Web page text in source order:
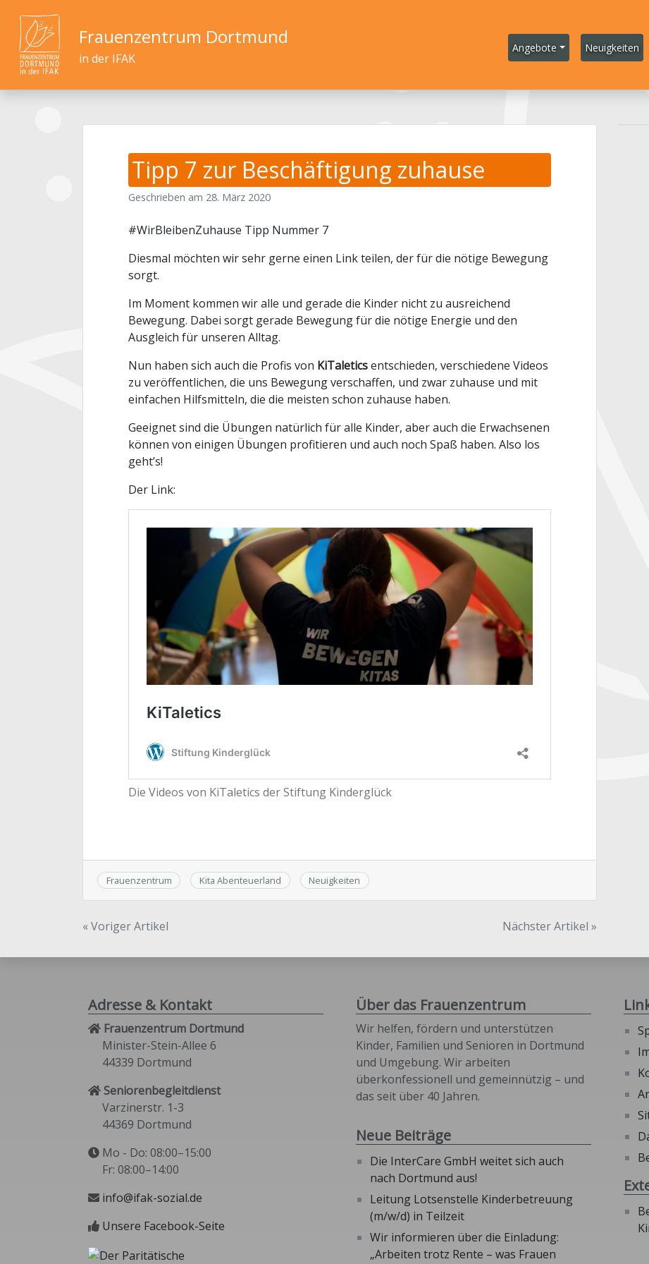
Frauenzentrum Dortmund
in der IFAK
Angebote Neuigkeiten
Tipp 7 zur Beschäftigung zuhause
Geschrieben am 28. März 2020
#WirBleibenZuhause Tipp Nummer 7
Diesmal möchten wir sehr gerne einen Link teilen, der für die nötige Bewegung
sorgt.
Im Moment kommen wir alle und gerade die Kinder nicht zu ausreichend
Bewegung. Dabei sorgt gerade Bewegung für die nötige Energie und den
Ausgleich für unseren Alltag.
Nun haben sich auch die Profis von KiTaleticsentschieden, verschiedene Videos
zu veröffentlichen, die uns Bewegung verschaffen, und zwar zuhause und mit
einfachen Hilfsmitteln, die die meisten schon zuhause haben.
Geeignet sind die Übungen natürlich für alle Kinder, aber auch die Erwachsenen
können von einigen Übungen profitieren und auch noch Spaß haben. Also los
geht’s!
Der Link:
Die Videos von KiTaletics der Stiftung Kinderglück
Frauenzentrum Kita Abenteuerland Neuigkeiten
Beitragsnavigation
« Voriger Artikel Nächster Artikel »
Adresse & Kontakt
Frauenzentrum Dortmund
Minister-Stein-Allee 6
44339 Dortmund
Seniorenbegleitdienst
Varzinerstr. 1-3
44369 Dortmund
Mo - Do: 08:00–15:00
Fr: 08:00–14:00
info@ifak-sozial.de
Unsere Facebook-Seite
Über das Frauenzentrum
Wir helfen, fördern und unterstützen
Kinder, Familien und Senioren in Dortmund
und Umgebung. Wir arbeiten
überkonfessionell und gemeinnützig – und
das seit über 40 Jahren.
Neue Beiträge
Die InterCare GmbH weitet sich auch
nach Dortmund aus!
Leitung Lotsenstelle Kinderbetreuung
(m/w/d) in Teilzeit
Wir informieren über die Einladung:
„Arbeiten trotz Rente – was Frauen